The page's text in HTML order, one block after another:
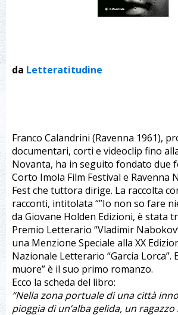
da Letteratitudine
Franco Calandrini (Ravenna 1961),
documentari, corti e videoclip fino
Novanta, ha in seguito fondato due
Corto Imola Film Festival e Ravenna
Fest che tuttora dirige. La raccolta
racconti, intitolata “”Io non so fare
da Giovane Holden Edizioni, è stata
Premio Letterario “Vladimir
una Menzione Speciale alla XX
Nazionale Letterario “Garcia Lorca”.
muore” è il suo primo romanzo.
Ecco la scheda del libro:
“Nella zona portuale di una città
pioggia di un’alba gelida, un